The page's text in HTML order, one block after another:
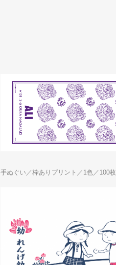
手ぬぐい／枠ありプリント／1色／100枚